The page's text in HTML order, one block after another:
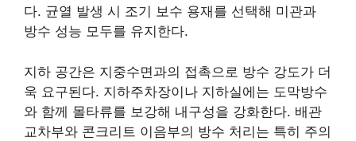
다. 균열 발생 시 조기 보수 용재를 선택해 미관과
방수 성능 모두를 유지한다.
지하 공간은 지중수면과의 접촉으로 방수 강도가 더
욱 요구된다. 지하주차장이나 지하실에는 도막방수
와 함께 몰타류를 보강해 내구성을 강화한다. 배관
교차부와 콘크리트 이음부의 방수 처리는 특히 주의